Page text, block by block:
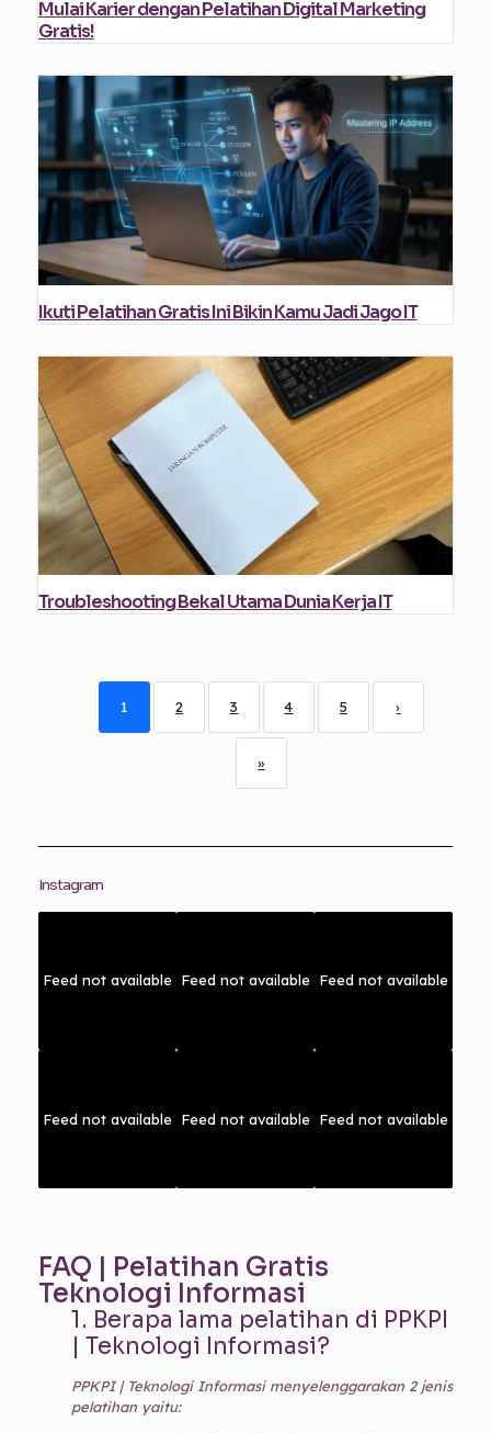
Mulai Karier dengan Pelatihan Digital Marketing
Gratis!
Ikuti Pelatihan Gratis Ini Bikin Kamu Jadi Jago IT
Troubleshooting Bekal Utama Dunia Kerja IT
1 2 3 4 5 ›
»
Instagram
Feed not available Feed not available Feed not available
Feed not available Feed not available Feed not available
FAQ | Pelatihan Gratis
Teknologi Informasi
1. Berapa lama pelatihan di PPKPI
| Teknologi Informasi?
PPKPI | Teknologi Informasi menyelenggarakan 2 jenis
pelatihan yaitu: